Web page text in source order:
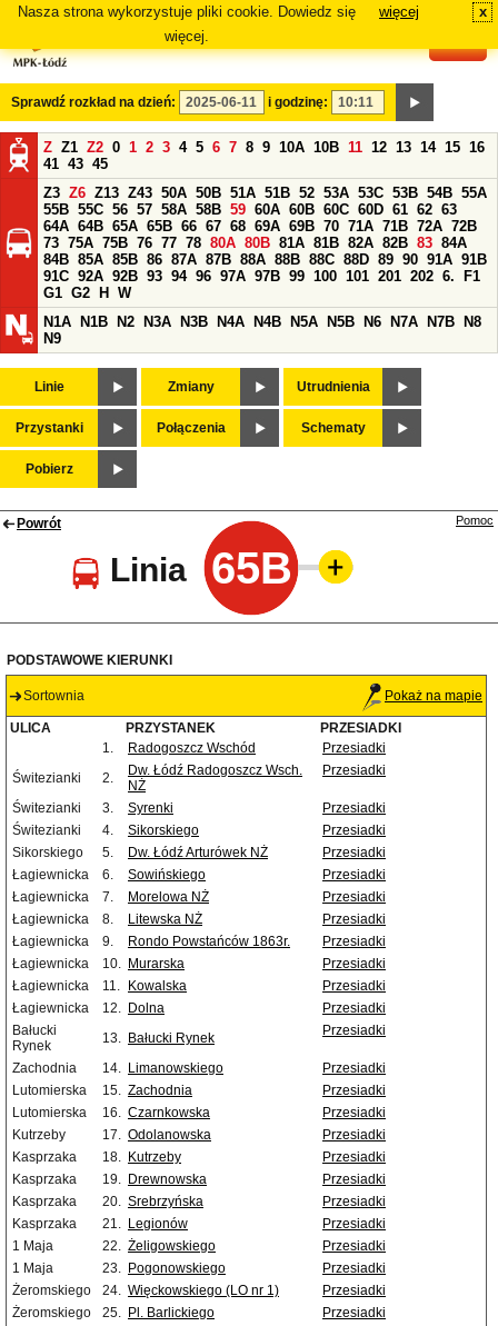
Nasza strona wykorzystuje pliki cookie. Dowiedz się
więcej.
więcej x
Sprawdź rozkład na dzień: i godzinę:
Z Z1 Z2 0 1 2 3 4 5 6 7 8 9 10A 10B 11 12 13 14 15 16
41 43 45
Z3 Z6 Z13 Z43 50A 50B 51A 51B 52 53A 53C 53B 54B 55A
55B 55C 56 57 58A 58B 59 60A 60B 60C 60D 61 62 63
64A 64B 65A 65B 66 67 68 69A 69B 70 71A 71B 72A 72B
73 75A 75B 76 77 78 80A 80B 81A 81B 82A 82B 83 84A
84B 85A 85B 86 87A 87B 88A 88B 88C 88D 89 90 91A 91B
91C 92A 92B 93 94 96 97A 97B 99 100 101 201 202 6.
F1
G1 G2 H
W
N1A
N1B N2 N3A N3B N4A N4B N5A N5B N6 N7A N7B
N8
N9
Linie Zmiany Utrudnienia
Przystanki Połączenia Schematy
Pobierz
Powrót
Linia 65B
Pomoc
PODSTAWOWE KIERUNKI
Sortownia Pokaż na mapie
ULICA PRZYSTANEK
PRZESIADKI
1.
Radogoszcz Wschód
Przesiadki
Świtezianki
2.
Dw. Łódź Radogoszcz Wsch.
NŻ
Przesiadki
Świtezianki 3. Syrenki
Przesiadki
Świtezianki
4. Sikorskiego
Przesiadki
Sikorskiego
5. Dw. Łódź Arturówek NŻ
Przesiadki
Łagiewnicka
6. Sowińskiego
Przesiadki
Łagiewnicka
7. Morelowa NŻ
Przesiadki
Łagiewnicka
8. Litewska NŻ
Przesiadki
Łagiewnicka
9. Rondo Powstańców 1863r.
Przesiadki
Łagiewnicka
10. Murarska
Przesiadki
Łagiewnicka
11. Kowalska
Przesiadki
Łagiewnicka
12. Dolna
Przesiadki
Bałucki
Rynek
13. Bałucki Rynek Przesiadki
Zachodnia 14. Limanowskiego
Przesiadki
Lutomierska
15. Zachodnia
Przesiadki
Lutomierska
16. Czarnkowska
Przesiadki
Kutrzeby
17. Odolanowska
Przesiadki
Kasprzaka
18. Kutrzeby
Przesiadki
Kasprzaka
19. Drewnowska
Przesiadki
Kasprzaka
20. Srebrzyńska
Przesiadki
Kasprzaka
21. Legionów
Przesiadki
1 Maja
22. Żeligowskiego
Przesiadki
1 Maja
23. Pogonowskiego
Przesiadki
Żeromskiego
24. Więckowskiego (LO nr 1)
Przesiadki
Żeromskiego
25. Pl. Barlickiego
Przesiadki